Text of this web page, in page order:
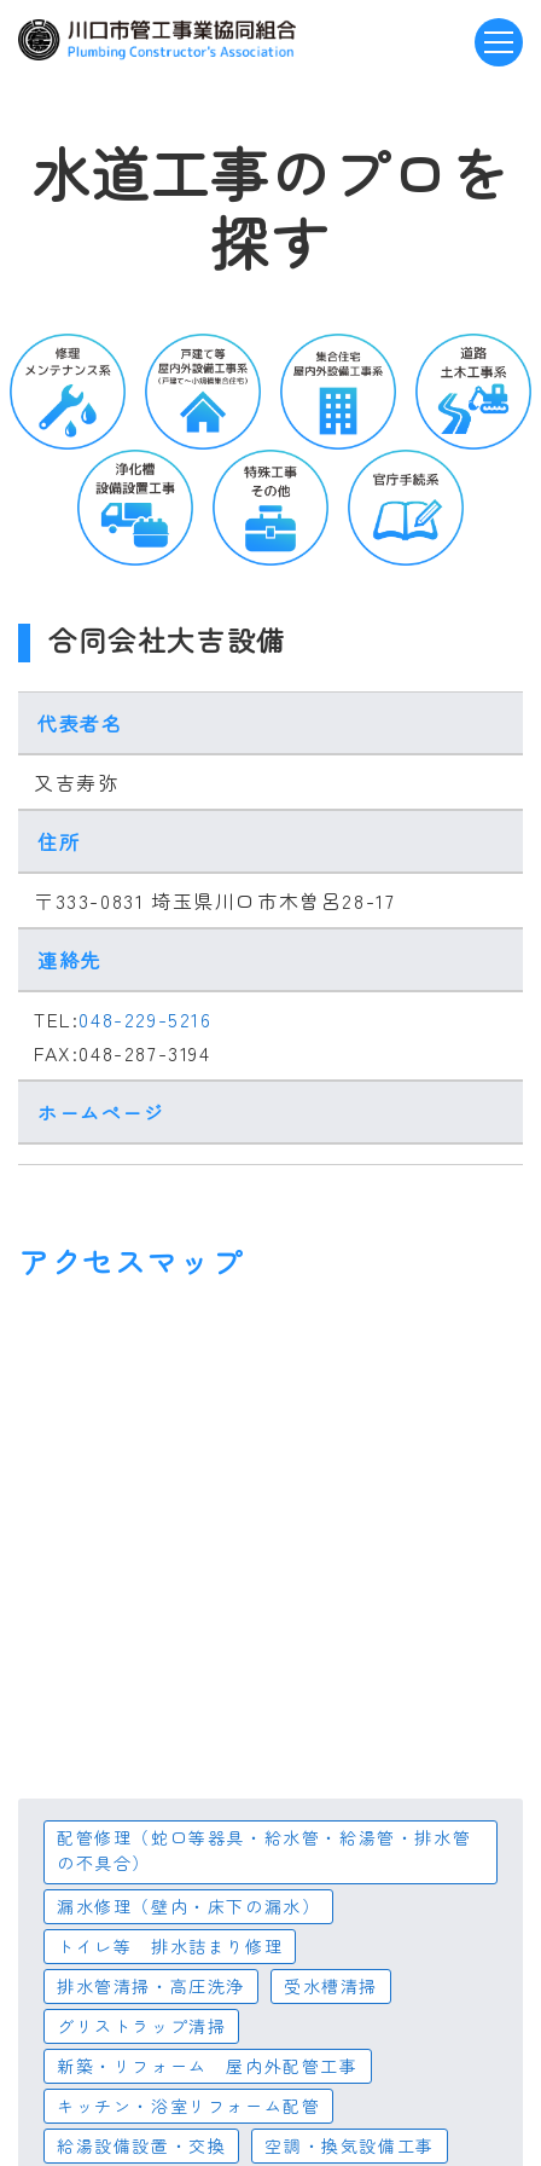
水道工事のプロを
探す
合同会社大吉設備
代表者名
又吉寿弥
住所
〒333-0831 埼玉県川口市木曽呂28-17
連絡先
TEL:048-229-5216
FAX:048-287-3194
ホームページ
アクセスマップ
配管修理（蛇口等器具・給水管・給湯管・排水管
の不具合）
漏水修理（壁内・床下の漏水）
トイレ等 排水詰まり修理
排水管清掃・高圧洗浄
受水槽清掃
グリストラップ清掃
新築・リフォーム 屋内外配管工事
キッチン・浴室リフォーム配管
給湯設備設置・交換
空調・換気設備工事